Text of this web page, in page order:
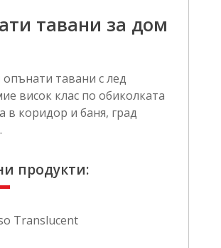
тавани за дом
тавани с лед
висок клас по обиколката
в коридор и баня, град
продукти:
Translucent